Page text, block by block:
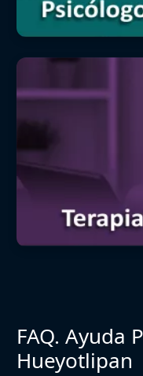
FAQ. Ayuda
Hueyotlipan